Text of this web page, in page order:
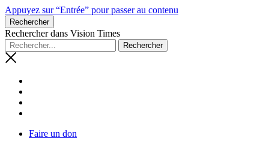
Appuyez sur “Entrée” pour passer au contenu
Rechercher
Rechercher dans Vision Times
Faire un don